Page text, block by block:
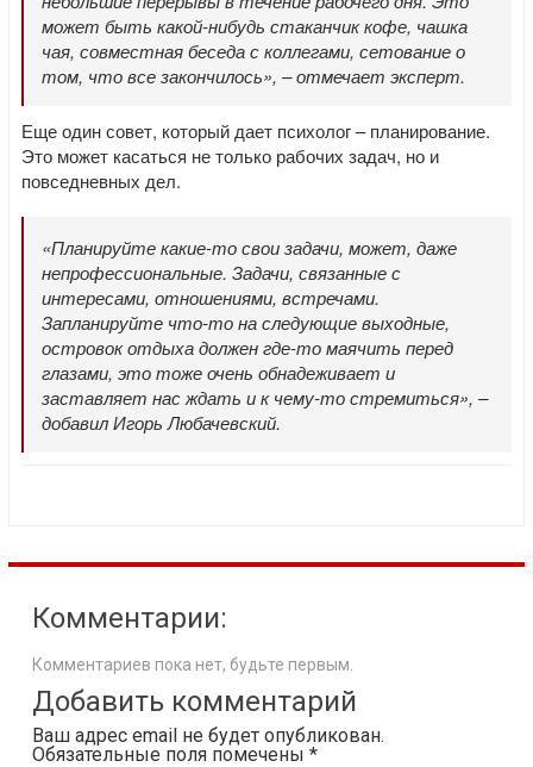
может быть какой-нибудь стаканчик кофе, чашка
чая, совместная беседа с коллегами, сетование о
том, что все закончилось», – отмечает эксперт.
Еще один совет, который дает психолог – планирование.
Это может касаться не только рабочих задач, но и
повседневных дел.
«Планируйте какие-то свои задачи, может, даже
непрофессиональные. Задачи, связанные с
интересами, отношениями, встречами.
Запланируйте что-то на следующие выходные,
островок отдыха должен где-то маячить перед
глазами, это тоже очень обнадеживает и
заставляет нас ждать и к чему-то стремиться», –
добавил Игорь Любачевский.
Комментарии:
Комментариев пока нет, будьте первым.
Добавить комментарий
Ваш адрес email не будет опубликован.
Обязательные поля помечены *